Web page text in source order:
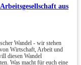
aus
Wandel - wir stehen
Wirtschaft, Arbeit und
diesen Wandel
Was macht für euch eine